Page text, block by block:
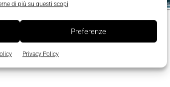
di più su questi scopi
Preferenze
Privacy Policy